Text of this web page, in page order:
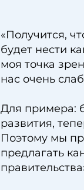
«Получится,
будет нести
моя точка
нас очень
Для примера:
развития,
Поэтому мы
предлагать